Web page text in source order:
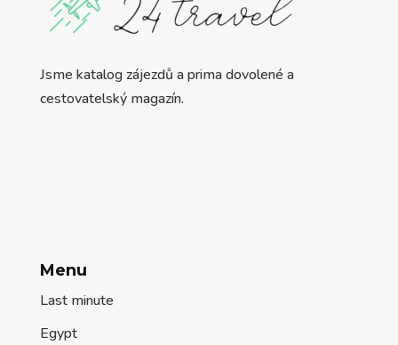
Jsme katalog zájezdů a prima dovolené a
cestovatelský magazín.
Menu
Last minute
Egypt